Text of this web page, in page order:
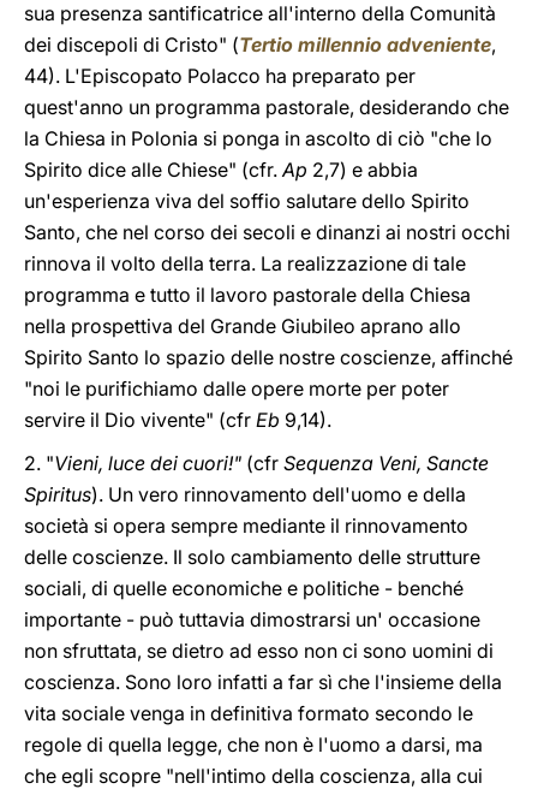
sua presenza santificatrice all'interno della Comunità
dei discepoli di Cristo" (Tertio millennio adveniente,
44). L'Episcopato Polacco ha preparato per
quest'anno un programma pastorale, desiderando che
la Chiesa in Polonia si ponga in ascolto di ciò "che lo
Spirito dice alle Chiese" (cfr.Ap 2,7) e abbia
un'esperienza viva del soffio salutare dello Spirito
Santo, che nel corso dei secoli e dinanzi ai nostri occhi
rinnova il volto della terra. La realizzazione di tale
programma e tutto il lavoro pastorale della Chiesa
nella prospettiva del Grande Giubileo aprano allo
Spirito Santo lo spazio delle nostre coscienze, affinché
"noi le purifichiamo dalle opere morte per poter
servire il Dio vivente" (cfr Eb 9,14).
2. "Vieni, luce dei cuori!" (cfr Sequenza Veni, Sancte
Spiritus). Un vero rinnovamento dell'uomo e della
società si opera sempre mediante il rinnovamento
delle coscienze. Il solo cambiamento delle strutture
sociali, di quelle economiche e politiche - benché
importante - può tuttavia dimostrarsi un' occasione
non sfruttata, se dietro ad esso non ci sono uomini di
coscienza. Sono loro infatti a far sì che l'insieme della
vita sociale venga in definitiva formato secondo le
regole di quella legge, che non è l'uomo a darsi, ma
che egli scopre "nell'intimo della coscienza, alla cui